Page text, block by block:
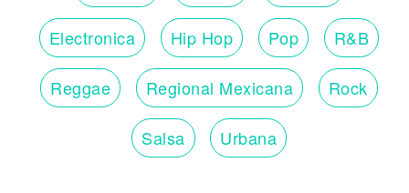
Electronica Hip Hop Pop R&B
Reggae Regional Mexicana Rock
Salsa Urbana